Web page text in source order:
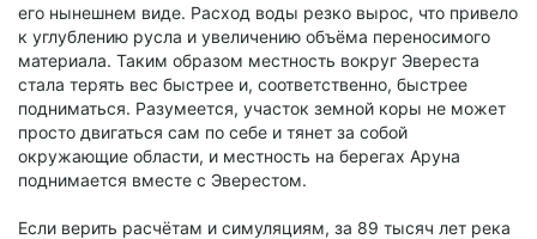
его нынешнем виде. Расход воды резко вырос, что привело
к углублению русла и увеличению объёма переносимого
материала. Таким образом местность вокруг Эвереста
стала терять вес быстрее и, соответственно, быстрее
подниматься. Разумеется, участок земной коры не может
просто двигаться сам по себе и тянет за собой
окружающие области, и местность на берегах Аруна
поднимается вместе с Эверестом.
Если верить расчётам и симуляциям, за 89 тысяч лет река